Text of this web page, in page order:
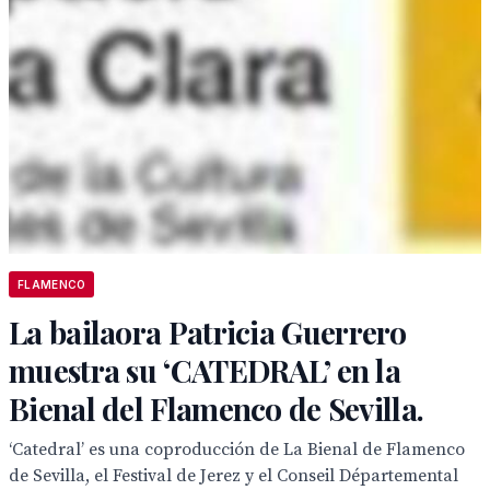
FLAMENCO
La bailaora Patricia Guerrero
muestra su ‘CATEDRAL’ en la
Bienal del Flamenco de Sevilla.
‘Catedral’ es una coproducción de La Bienal de Flamenco
de Sevilla, el Festival de Jerez y el Conseil Départemental